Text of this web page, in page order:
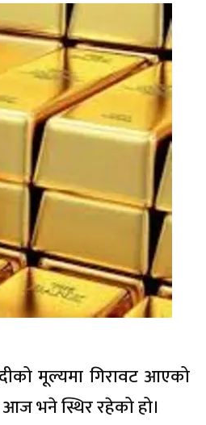
मूल्यमा गिरावट आएको
भने स्थिर रहेको हो।